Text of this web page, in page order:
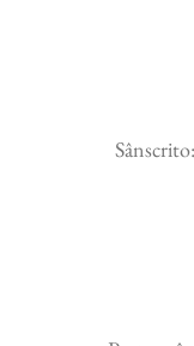
Sânscrito: